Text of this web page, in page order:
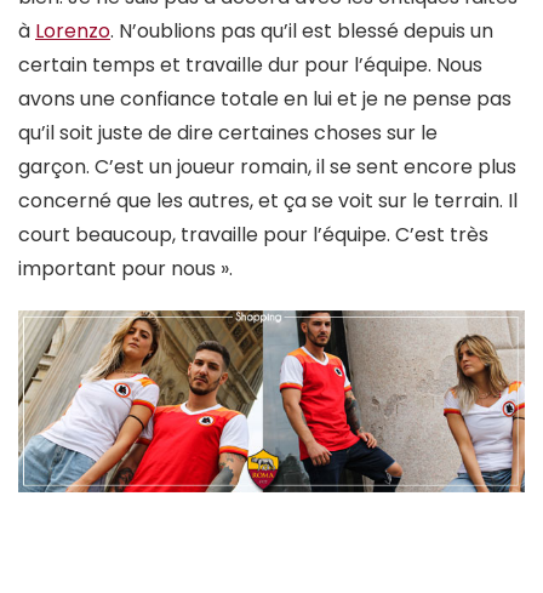
à Lorenzo. N’oublions pas qu’il est blessé depuis un
certain temps et travaille dur pour l’équipe. Nous
avons une confiance totale en lui et je ne pense pas
qu’il soit juste de dire certaines choses sur le
garçon. C’est un joueur romain, il se sent encore plus
concerné que les autres, et ça se voit sur le terrain. Il
court beaucoup, travaille pour l’équipe. C’est très
important pour nous ».